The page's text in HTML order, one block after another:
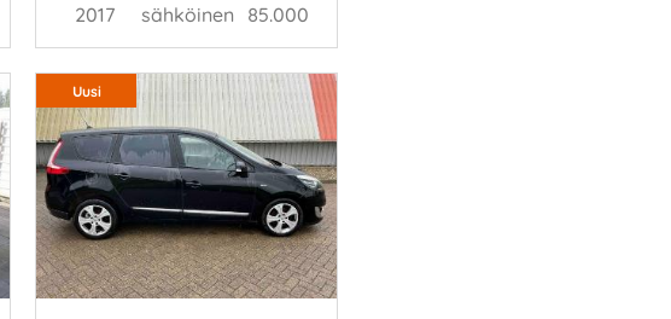
2017 sähköinen 85.000
Uusi